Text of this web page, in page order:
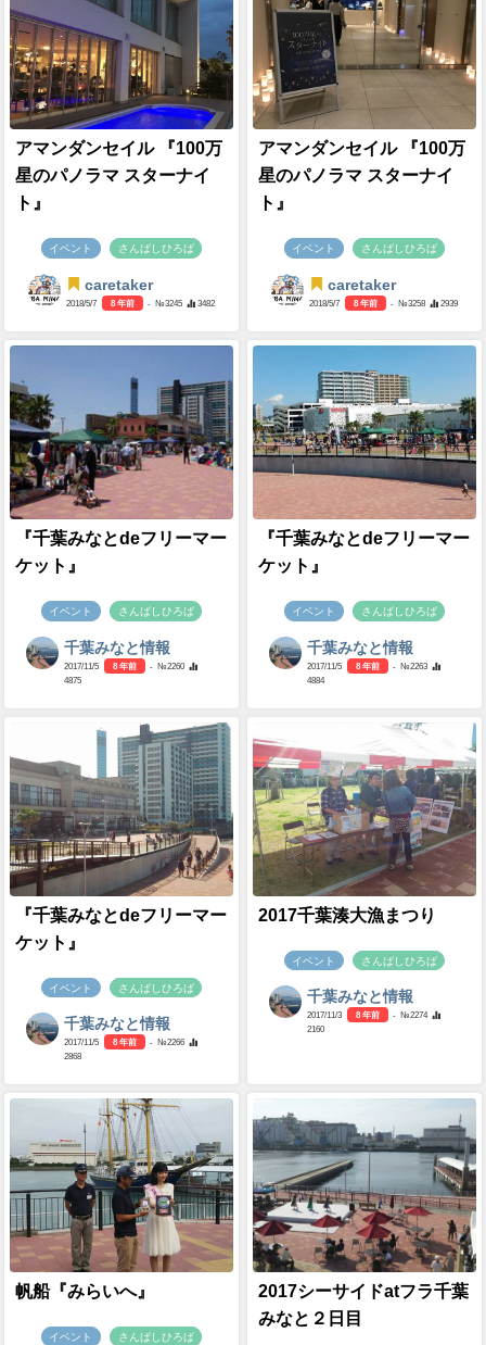
アマンダンセイル 『100万
星のパノラマ スターナイ
ト』
イベント さんばしひろば
caretaker
2018/5/7 8 年前 - №3245 3482
アマンダンセイル 『100万
星のパノラマ スターナイ
ト』
イベント さんばしひろば
caretaker
2018/5/7 8 年前 - №3258 2939
『千葉みなとdeフリーマー
ケット』
イベント さんばしひろば
千葉みなと情報
2017/11/5 8 年前
- №2260
4875
『千葉みなとdeフリーマー
ケット』
イベント さんばしひろば
千葉みなと情報
2017/11/5 8 年前
- №2263
4884
『千葉みなとdeフリーマー
ケット』
イベント さんばしひろば
千葉みなと情報
2017/11/5 8 年前
- №2266
2868
2017千葉湊大漁まつり
イベント さんばしひろば
千葉みなと情報
2017/11/3 8 年前
- №2274
2160
帆船『みらいへ』
イベント さんばしひろば
2017シーサイドatフラ千葉
みなと２日目